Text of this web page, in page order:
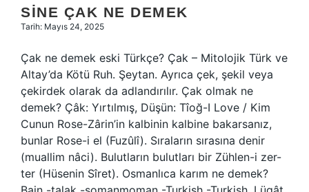
SINE ÇAK NE DEMEK
Tarih: Mayıs 24, 2025
Çak ne demek eski Türkçe? Çak – Mitolojik Türk ve
Altay’da Kötü Ruh. Şeytan. Ayrıca çek, şekil veya
çekirdek olarak da adlandırılır. Çak olmak ne
demek? Çâk: Yırtılmış, Düşün: Tîoğ-I Love / Kim
Cunun Rose-Zârin’in kalbinin kalbine bakarsanız,
bunlar Rose-i el (Fuzûlî). Sıraların sırasına denir
(muallim nâci). Bulutların bulutları bir Zühlen-i zer-
ter (Hüsenin Sîret). Osmanlıca karım ne demek?